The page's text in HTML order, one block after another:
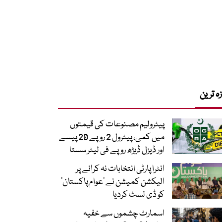
ترین
پیٹرولیم مصنوعات کی قیمتوں
میں کمی، پیٹرول 2 روپے 20 پیسے
اور ڈیزل ڈیڑھ روپے فی لیٹر سستا
انٹرا پارٹی انتخابات نہ کرانے پر
الیکشن کمیشن نے ’عوام پاکستان‘
کو ڈی لسٹ کردیا
اسمارٹ چشموں سے خفیہ